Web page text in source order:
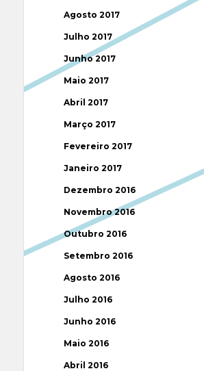
Agosto 2017
Julho 2017
Junho 2017
Maio 2017
Abril 2017
Março 2017
Fevereiro 2017
Janeiro 2017
Dezembro 2016
Novembro 2016
Outubro 2016
Setembro 2016
Agosto 2016
Julho 2016
Junho 2016
Maio 2016
Abril 2016